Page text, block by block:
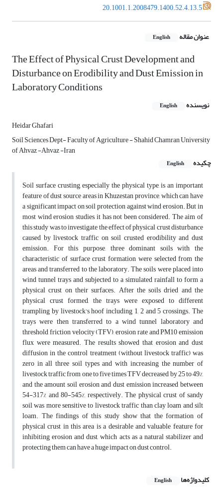
20.1001.1.2008479.1400.52.4.13.5
عنوان مقاله English
The Effect of Physical Crust Development and
Disturbance on Erodibility and Dust Emission in
Laboratory Conditions
نویسنده English
Heidar Ghafari
Soil Sciences Dept- Faculty of Agriculture - Shahid Chamran University
of Ahvaz -Ahvaz -Iran
چکیده
English
Soil surface crusting, especially the physical type, is an important
feature of dust source areas in Khuzestan province, which can have
a significant impact on soil protection against wind erosion. But in
most wind erosion studies, it has not been considered. The aim of
this study was to investigate the effect of physical crust disturbance
caused by livestock traffic on soil crusted erodibility and dust
emission. For this purpose, three dominant soils with the
characteristic of surface crust formation were selected from the
areas and transferred to the laboratory. The soils were placed into
wind tunnel trays and subjected to a simulated rainfall to form a
physical crust on their surfaces. After the soils dried and the
physical crust formed, the trays were exposed to different
trampling by livestock's hoof including 1, 2 and 5 crossings. The
trays were then transferred to a wind tunnel laboratory and
threshold friction velocity (TFV), erosion rate and PM10 emission
flux were measured. The results showed that erosion and dust
diffusion in the control treatment (without livestock traffic) was
zero in all three soil types and with increasing the number of
livestock traffic from one to five times TFV decreased by 25 to 49%,
and the amount soil erosion and dust emission increased between
54-317% and 80-545%, respectively. The physical crust of sandy
soil was more sensitive to livestock traffic than clay loam and silt
loam. The findings of this study show that the formation of
physical crust in this area is a desirable and valuable feature for
inhibiting erosion and dust, which acts as a natural stabilizer and
protecting them can have a huge impact on dust control.
کلیدواژه‌ها English